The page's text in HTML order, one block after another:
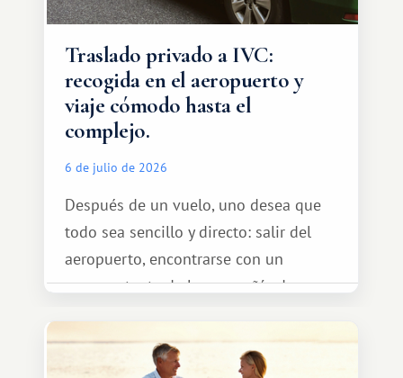
Traslado privado a IVC:
recogida en el aeropuerto y
viaje cómodo hasta el
complejo.
6 de julio de 2026
Después de un vuelo, uno desea que
todo sea sencillo y directo: salir del
aeropuerto, encontrarse con un
representante de la compañía de
tranquilamente hasta el complejo
turístico.